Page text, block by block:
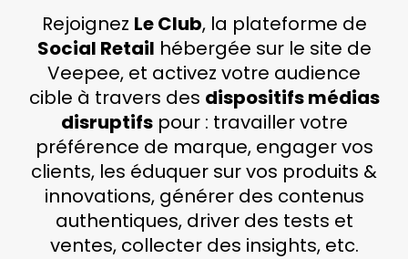
Rejoignez Le Club, la plateforme de
Social Retail hébergée sur le site de
Veepee, et activez votre audience
cible à travers des dispositifs médias
disruptifspour : travailler votre
préférence de marque, engager vos
clients, les éduquer sur vos produits &
innovations, générer des contenus
authentiques, driver des tests et
ventes, collecter des insights, etc.